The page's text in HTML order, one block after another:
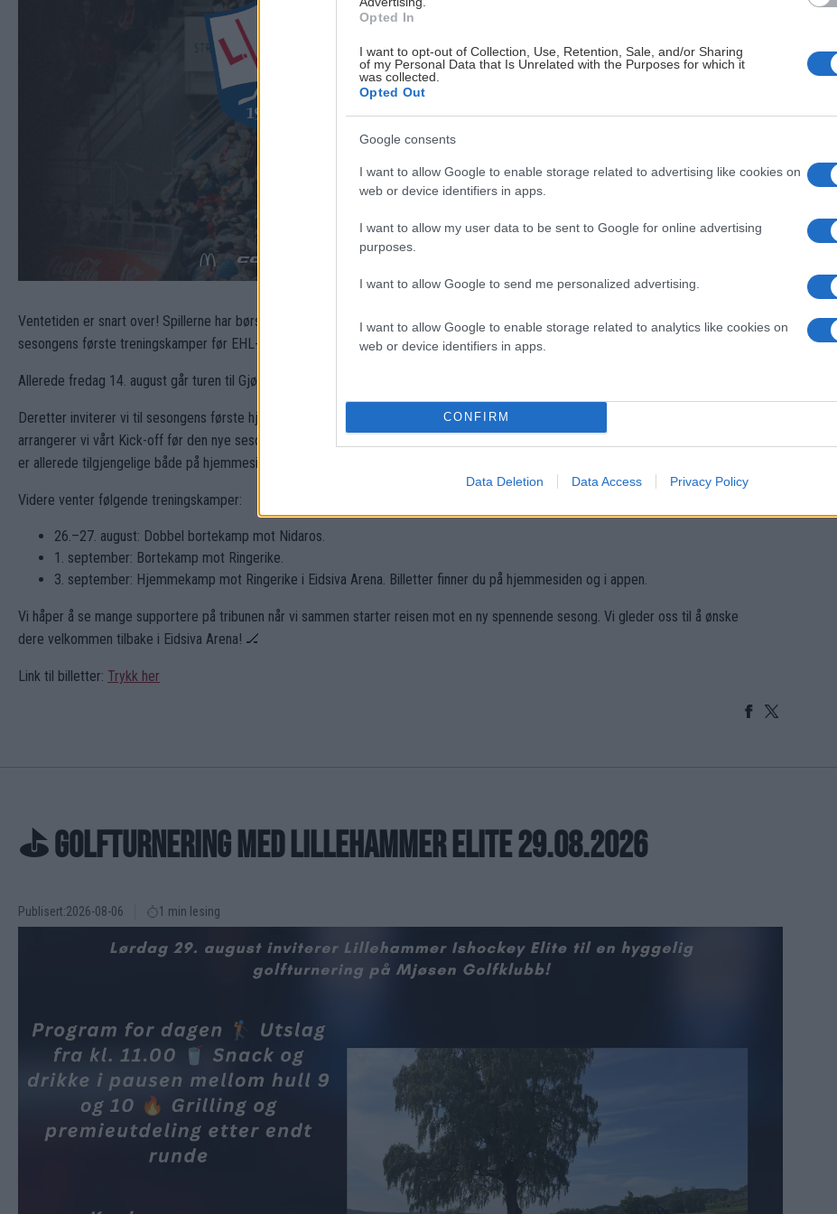
Opted In
I want to opt-out of Collection, Use, Retention, Sale, and/or Sharing
of my Personal Data that Is Unrelated with the Purposes for which it
was collected.
Opted Out
Google consents
I want to allow Google to enable storage related to advertising like cookies on
web or device identifiers in apps.
I want to allow my user data to be sent to Google for online advertising
purposes.
I want to allow Google to send me personalized advertising.
I want to allow Google to enable storage related to analytics like cookies on
web or device identifiers in apps.
CONFIRM
Data Deletion Data Access Privacy Policy
Ventetiden er snart over! Spillerne har børstet støvet av skøytene, treningshverdagen er godt i gang, og nå er det klart for
sesongens første treningskamper før EHL-sesongen starter.
Allerede fredag 14. august går turen til Gjøvik, hvor vi møter Gjøvik Hockey i Fjellhallen til sesongens første test.
Deretter inviterer vi til sesongens første hjemmekamp når Gjøvik gjester Eidsiva Arena torsdag 21. august. Samme dag
arrangerer vi vårt Kick-off før den nye sesongen, dørene åpner kl 16. Mer informasjon om arrangementet kommer snart. Billetter
er allerede tilgjengelige både på hjemmesiden og i appen.
Videre venter følgende treningskamper:
26.–27. august: Dobbel bortekamp mot Nidaros.
1. september: Bortekamp mot Ringerike.
3. september: Hjemmekamp mot Ringerike i Eidsiva Arena. Billetter finner du på hjemmesiden og i appen.
Vi håper å se mange supportere på tribunen når vi sammen starter reisen mot en ny spennende sesong. Vi gleder oss til å ønske
dere velkommen tilbake i Eidsiva Arena! 🏒
Link til billetter: Trykk her
⛳ GOLFTURNERING MED LILLEHAMMER ELITE 29.08.2026
Publisert:2026-08-06 1 min lesing